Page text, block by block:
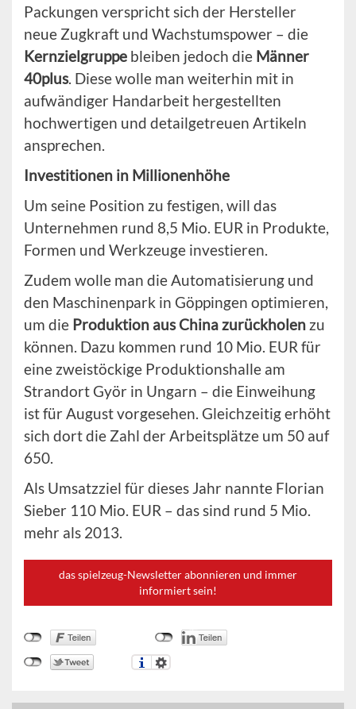
Packungen verspricht sich der Hersteller
neue Zugkraft und Wachstumspower – die
Kernzielgruppe bleiben jedoch die Männer
40plus. Diese wolle man weiterhin mit in
aufwändiger Handarbeit hergestellten
hochwertigen und detailgetreuen Artikeln
ansprechen.
Investitionen in Millionenhöhe
Um seine Position zu festigen, will das
Unternehmen rund 8,5 Mio. EUR in Produkte,
Formen und Werkzeuge investieren.
Zudem wolle man die Automatisierung und
den Maschinenpark in Göppingen optimieren,
um die Produktion aus China zurückholen zu
können. Dazu kommen rund 10 Mio. EUR für
eine zweistöckige Produktionshalle am
Strandort Györ in Ungarn – die Einweihung
ist für August vorgesehen. Gleichzeitig erhöht
sich dort die Zahl der Arbeitsplätze um 50 auf
650.
Als Umsatzziel für dieses Jahr nannte Florian
Sieber 110 Mio. EUR – das sind rund 5 Mio.
mehr als 2013.
das spielzeug-Newsletter abonnieren und immer
informiert sein!